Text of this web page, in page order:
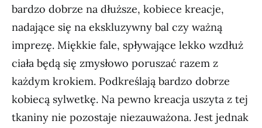
bardzo dobrze na dłuższe, kobiece kreacje,
nadające się na ekskluzywny bal czy ważną
imprezę. Miękkie fale, spływające lekko wzdłuż
ciała będą się zmysłowo poruszać razem z
każdym krokiem. Podkreślają bardzo dobrze
kobiecą sylwetkę. Na pewno kreacja uszyta z tej
tkaniny nie pozostaje niezauważona. Jest jednak